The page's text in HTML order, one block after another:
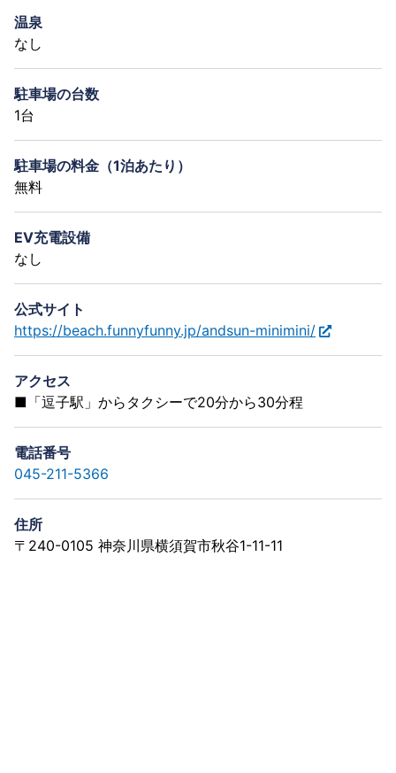
温泉
なし
駐車場の台数
1台
駐車場の料金（1泊あたり）
無料
EV充電設備
なし
公式サイト
https://beach.funnyfunny.jp/andsun-minimini/
アクセス
■「逗子駅」からタクシーで20分から30分程
電話番号
045-211-5366
住所
〒240-0105 神奈川県横須賀市秋谷1-11-11